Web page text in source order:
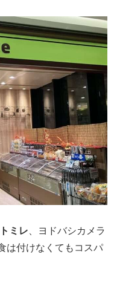
ミレ 、ヨドバシカメラ
は付けなくてもコスパ